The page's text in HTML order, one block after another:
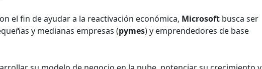
el fin de ayudar a la reactivación económica, Microsoft busca ser
y medianas empresas (pymes) y emprendedores de base